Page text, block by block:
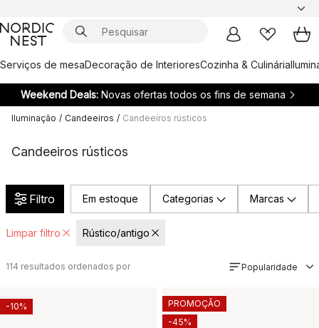
Serviços de mesaDecoração de InterioresCozinha & Culinária
Weekend Deals: Novas ofertas todos os fins de semana
Iluminação / Candeeiros / Candeeiros rústicos
Candeeiros rústicos
Filtro Em estoque Categorias Marcas
Limpar filtro Rústico/antigo
114 resultados ordenados por Popularidade
-10%
PROMOÇÃO
-45%